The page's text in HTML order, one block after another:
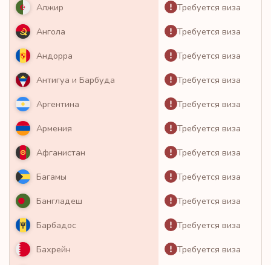
Алжир Требуется виза
Ангола Требуется виза
Андорра Требуется виза
Антигуа и Барбуда Требуется виза
Аргентина Требуется виза
Армения Требуется виза
Афганистан Требуется виза
Багамы Требуется виза
Бангладеш Требуется виза
Барбадос Требуется виза
Бахрейн Требуется виза